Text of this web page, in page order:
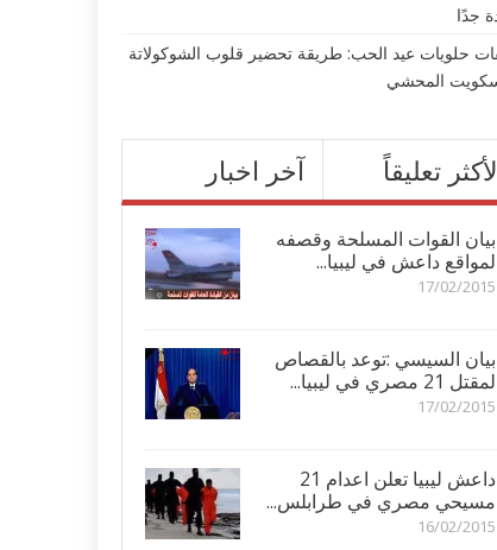
جدًا
حلويات عيد الحب: طريقة تحضير قلوب الشوكولاتة
المحشي
آخر اخبار تعليقاً
بيان القوات المسلحة وقصفه
لمواقع داعش في ليبيا...
17/02/2015
بيان السيسي :توعد بالقصاص
لمقتل 21 مصري في ليبيا...
17/02/2015
داعش ليبيا تعلن اعدام 21
مسيحي مصري في طرابلس...
16/02/2015